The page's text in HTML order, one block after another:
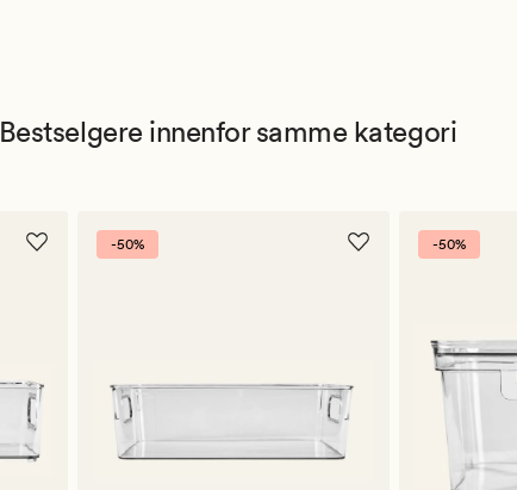
Bestselgere innenfor samme kategori
-50% -50%